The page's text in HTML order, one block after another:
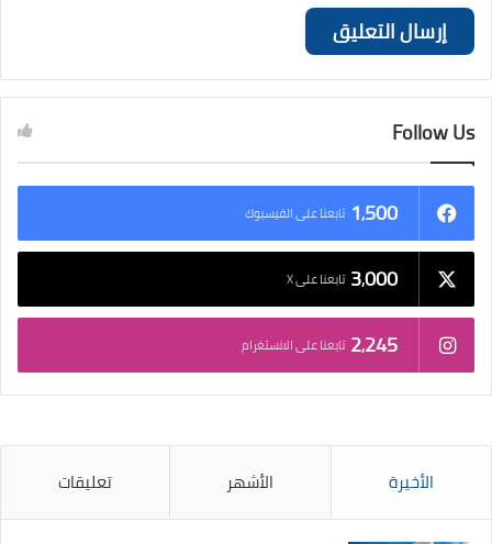
Follow Us
1٬500 تابعنا على الفيسبوك
3٬000 تابعنا على X
2٬245 تابعنا على الانستغرام
الأخيرة الأشهر تعليقات